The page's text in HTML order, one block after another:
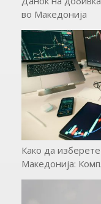
во Македонија
Како да
Македонија: